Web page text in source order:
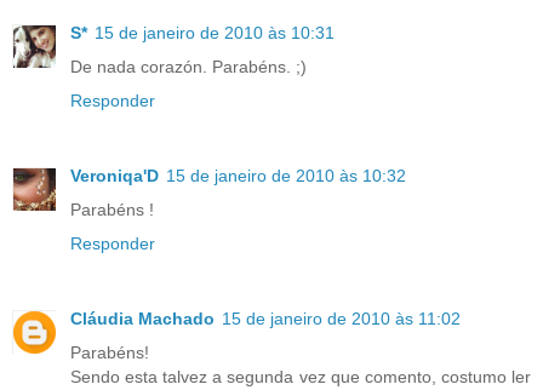
S* 15 de janeiro de 2010 às 10:31
De nada corazón. Parabéns. ;)
Responder
Veroniqa'D 15 de janeiro de 2010 às 10:32
Parabéns !
Responder
Cláudia Machado 15 de janeiro de 2010 às 11:02
Parabéns!
Sendo esta talvez a segunda vez que comento, costumo ler